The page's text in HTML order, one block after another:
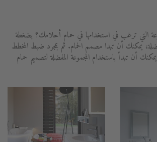
التي ترغب في استخدامها في حمام أحلامك؟ بضغطة
يمكنك أن تبدا مصمم الحمام. ثم بمجرد ضبط المخطط
أن تبدأ باستخدام المجموعة المفضلة لتصميم حمام